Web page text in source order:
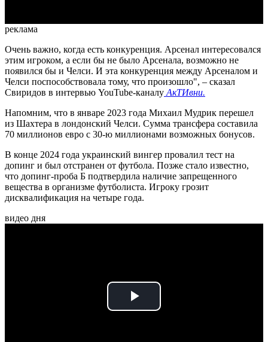
реклама
Очень важно, когда есть конкуренция. Арсенал интересовался
этим игроком, а если бы не было Арсенала, возможно не
появился бы и Челси. И эта конкуренция между Арсеналом и
Челси поспособствовала тому, что произошло", – сказал
Свиридов в интервью YouTube-каналуАкТИвни.
Напомним, что в январе 2023 года Михаил Мудрик перешел
из Шахтера в лондонский Челси. Сумма трансфера составила
70 миллионов евро с 30-ю миллионами возможных бонусов.
В конце 2024 года украинский вингер провалил тест на
допинг и был отстранен от футбола. Позже стало известно,
что допинг-проба Б подтвердила наличие запрещенного
вещества в организме футболиста. Игроку грозит
дисквалификация на четыре года.
видео дня
Play